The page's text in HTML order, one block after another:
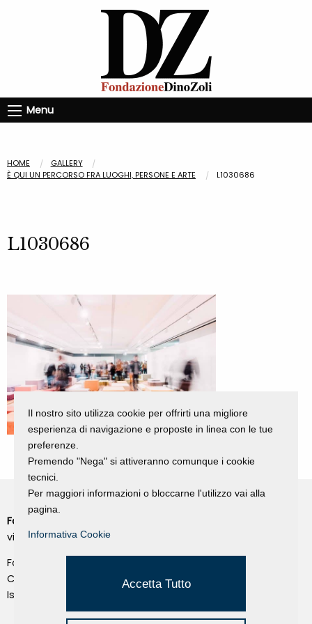
Menu
HOME
GALLERY
È QUI UN PERCORSO FRA LUOGHI, PERSONE E ARTE
L1030686
L1030686
Fondazione Dino Zoli
viale Bologna 288, Forlì
Fondo dot. euro 285.000 i.v.
CF e P.IVA 03692820404
Isc.Reg Per.Giu. n. 10404
Il nostro sito utilizza cookie per offrirti una migliore
esperienza di navigazione e proposte in linea con le tue
preferenze.
Premendo "Nega" si attiveranno comunque i cookie
tecnici.
Per maggiori informazioni o bloccarne l'utilizzo vai alla
pagina.
Informativa Cookie
Accetta Tutto